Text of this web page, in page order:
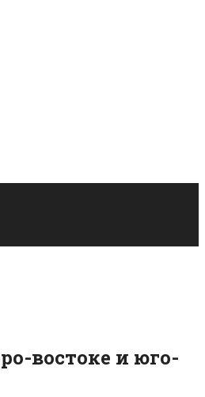
востоке и юго-